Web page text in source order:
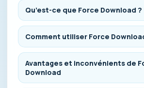
Qu’est-ce que Force Download ?
Comment utiliser Force
Avantages et inconvénients de
Download